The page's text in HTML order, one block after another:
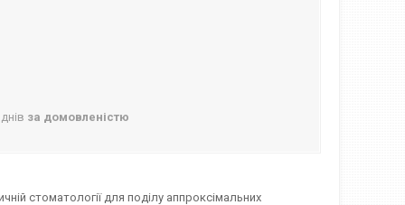
за домовленістю
стоматології для поділу аппроксімальних